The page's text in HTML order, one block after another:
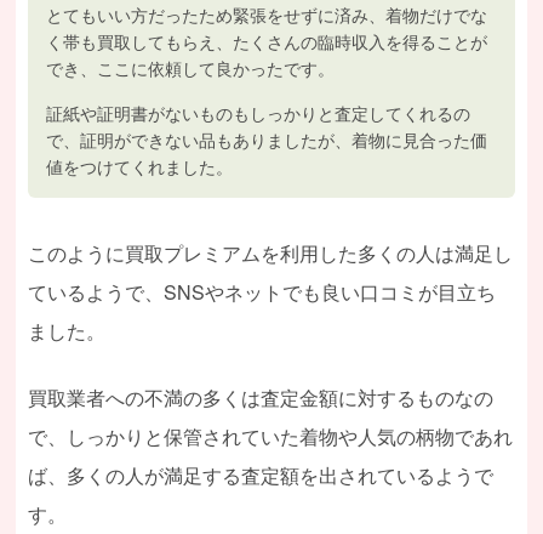
とてもいい方だったため緊張をせずに済み、着物だけでな
く帯も買取してもらえ、たくさんの臨時収入を得ることが
でき、ここに依頼して良かったです。
証紙や証明書がないものもしっかりと査定してくれるの
で、証明ができない品もありましたが、着物に見合った価
値をつけてくれました。
このように買取プレミアムを利用した多くの人は満足し
ているようで、SNSやネットでも良い口コミが目立ち
ました。
買取業者への不満の多くは査定金額に対するものなの
で、しっかりと保管されていた着物や人気の柄物であれ
ば、多くの人が満足する査定額を出されているようで
す。